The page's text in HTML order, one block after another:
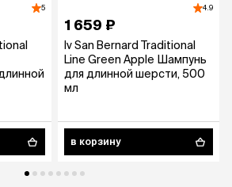
5 4.9
1 659 ₽
Iv San Bernard Traditional
Line Green Apple Шампунь
для длинной шерсти, 500
мл
в корзину